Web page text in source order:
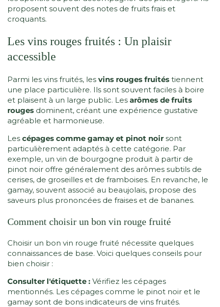
proposent souvent des notes de fruits frais et
croquants.
Les vins rouges fruités : Un plaisir
accessible
Parmi les vins fruités, les vins rouges fruités tiennent
une place particulière. Ils sont souvent faciles à boire
et plaisent à un large public. Les arômes de fruits
rouges dominent, créant une expérience gustative
agréable et harmonieuse.
Les cépages comme gamay et pinot noir sont
particulièrement adaptés à cette catégorie. Par
exemple, un vin de bourgogne produit à partir de
pinot noir offre généralement des arômes subtils de
cerises, de groseilles et de framboises. En revanche, le
gamay, souvent associé au beaujolais, propose des
saveurs plus prononcées de fraises et de bananes.
Comment choisir un bon vin rouge fruité
Choisir un bon vin rouge fruité nécessite quelques
connaissances de base. Voici quelques conseils pour
bien choisir :
Consulter l'étiquette : Vérifiez les cépages
mentionnés. Les cépages comme le pinot noir et le
gamay sont de bons indicateurs de vins fruités.